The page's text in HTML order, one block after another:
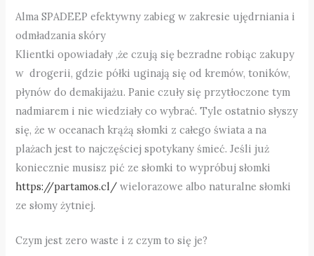
Alma SPADEEP efektywny zabieg w zakresie ujędrniania i
odmładzania skóry
Klientki opowiadały ,że czują się bezradne robiąc zakupy
w drogerii, gdzie półki uginają się od kremów, toników,
płynów do demakijażu. Panie czuły się przytłoczone tym
nadmiarem i nie wiedziały co wybrać. Tyle ostatnio słyszy
się, że w oceanach krążą słomki z całego świata a na
plażach jest to najczęściej spotykany śmieć. Jeśli już
koniecznie musisz pić ze słomki to wypróbuj słomki
https://partamos.cl/ wielorazowe albo naturalne słomki
ze słomy żytniej.
Czym jest zero waste i z czym to się je?